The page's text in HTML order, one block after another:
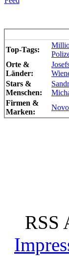
Top-Tags:
Orte &
Länder:
Stars &
Menschen:
Firmen &
Marken:
RSS